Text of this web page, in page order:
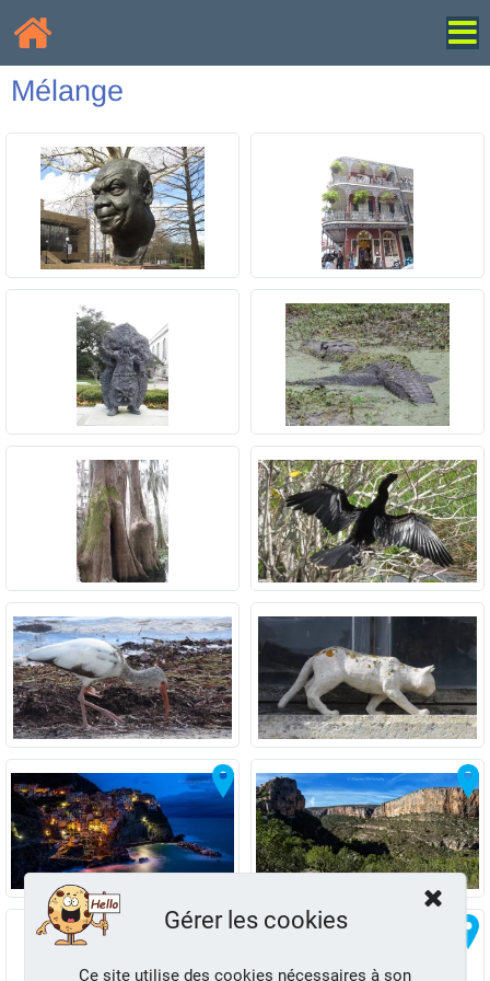
Mélange
Gérer les cookies
Ce site utilise des cookies nécessaires à son